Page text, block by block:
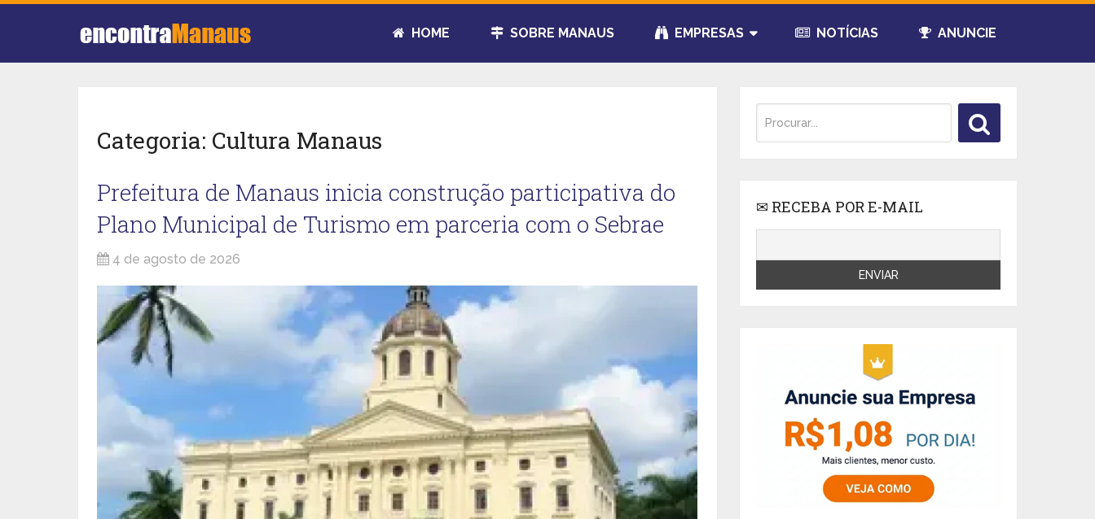
HOME SOBRE MANAUS EMPRESAS NOTÍCIAS ANUNCIE
Categoria: Cultura Manaus
Prefeitura de Manaus inicia construção participativa do
Plano Municipal de Turismo em parceria com o Sebrae
4 de agosto de 2026
✉ RECEBA POR E-MAIL